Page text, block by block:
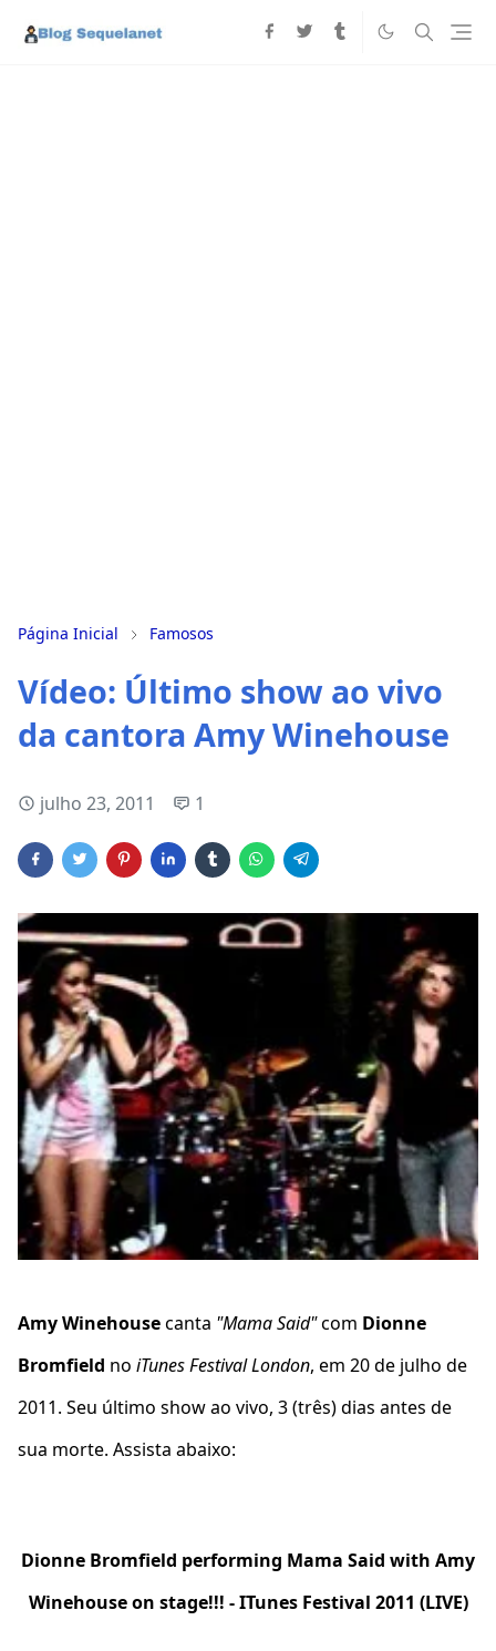
Página Inicial Famosos
Vídeo: Último show ao vivo
da cantora Amy Winehouse
julho 23, 2011 1
Amy Winehousecanta "Mama Said"com Dionne
Bromfield no iTunes Festival London, em 20 de julho de
2011. Seu último show ao vivo, 3 (três) dias antes de
sua morte. Assista abaixo:
Dionne Bromfield performing Mama Said with Amy
Winehouse on stage!!! - ITunes Festival 2011 (LIVE)